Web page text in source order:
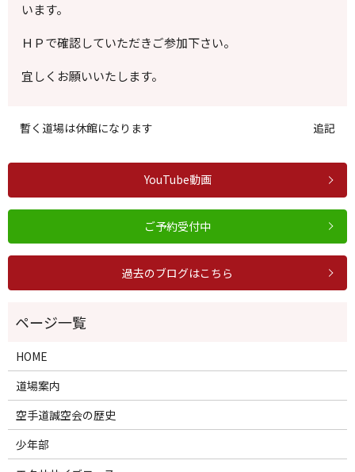
います。
ＨＰで確認していただきご参加下さい。
宜しくお願いいたします。
暫く道場は休館になります 追記
YouTube動画
ご予約受付中
過去のブログはこちら
HOME
道場案内
空手道誠空会の歴史
少年部